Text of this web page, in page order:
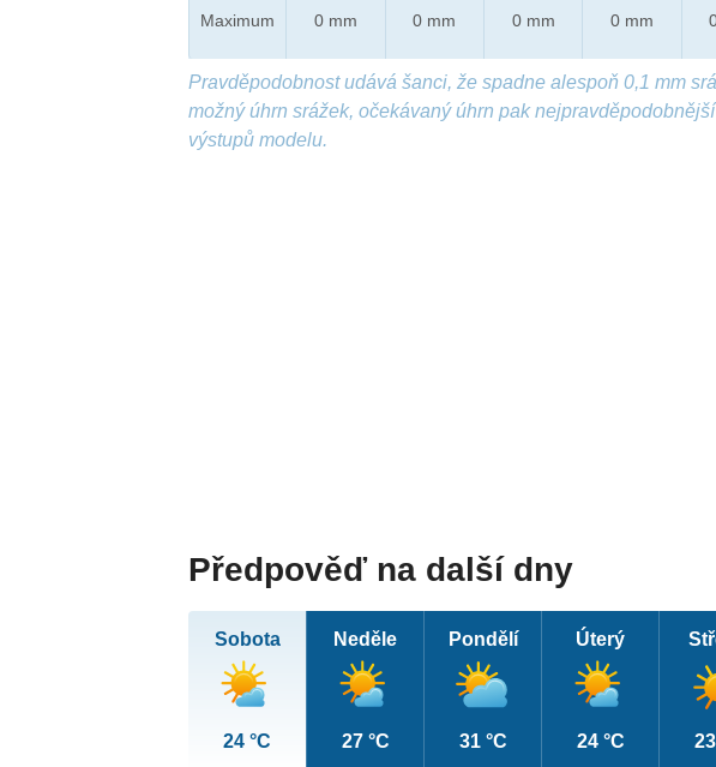
Maximum 0 mm 0 mm 0 mm 0 mm
Pravděpodobnost udává šanci, že spadne alespoň 0,1 mm
možný úhrn srážek, očekávaný úhrn pak
výstupů modelu.
Předpověď na další dny
Sobota
24 °C
Neděle
27 °C
Pondělí
31 °C
Úterý
24 °C